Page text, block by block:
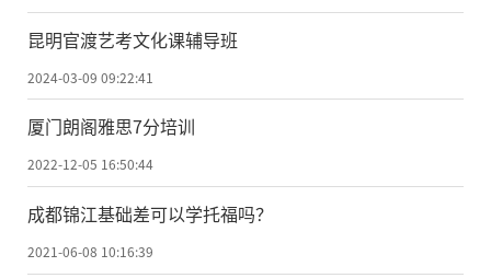
昆明官渡艺考文化课辅导班
2024-03-09 09:22:41
厦门朗阁雅思7分培训
2022-12-05 16:50:44
成都锦江基础差可以学托福吗？
2021-06-08 10:16:39